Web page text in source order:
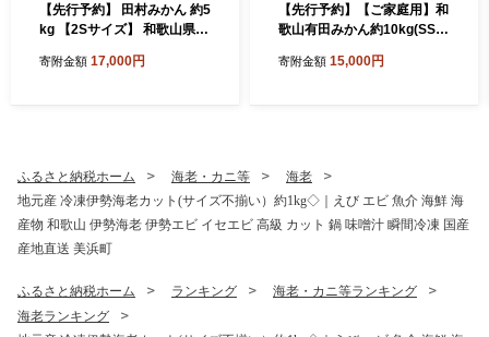
【先行予約】 田村みかん 約5
kg 【2Sサイズ】 和歌山県
寄附金額 17,000円
【先行予約】【ご家庭用】和
歌山有田みかん約10kg(SS、
寄附金額 15,000円
ふるさと納税ホーム 海老・カニ等
海老
地元産 冷凍伊勢海老カット(サイズ不揃い）約1kg◇｜えび エビ 魚介 海鮮 海
産物 和歌山 伊勢海老 伊勢エビ イセエビ 高級 カット 鍋 味噌汁 瞬間冷凍 国産
産地直送 美浜町
ふるさと納税ホーム ランキング
海老・カニ等ランキング
海老ランキング